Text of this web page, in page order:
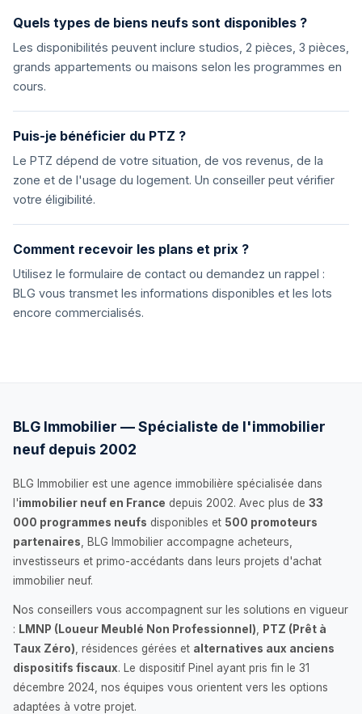
Quels types de biens neufs sont disponibles ?
Les disponibilités peuvent inclure studios, 2 pièces, 3 pièces,
grands appartements ou maisons selon les programmes en
cours.
Puis-je bénéficier du PTZ ?
Le PTZ dépend de votre situation, de vos revenus, de la
zone et de l'usage du logement. Un conseiller peut vérifier
votre éligibilité.
Comment recevoir les plans et prix ?
Utilisez le formulaire de contact ou demandez un rappel :
BLG vous transmet les informations disponibles et les lots
encore commercialisés.
BLG Immobilier — Spécialiste de l'immobilier
neuf depuis 2002
BLG Immobilier est une agence immobilière spécialisée dans
l'immobilier neuf en France depuis 2002. Avec plus de 33
000 programmes neufs disponibles et 500 promoteurs
partenaires , BLG Immobilier accompagne acheteurs,
investisseurs et primo-accédants dans leurs projets d'achat
immobilier neuf.
Nos conseillers vous accompagnent sur les solutions en vigueur
: LMNP (Loueur Meublé Non Professionnel)
PTZ (Prêt à
Taux Zéro) , résidences gérées et alternatives aux anciens
dispositifs fiscaux. Le dispositif Pinel ayant pris fin le 31
décembre 2024, nos équipes vous orientent vers les options
adaptées à votre projet.